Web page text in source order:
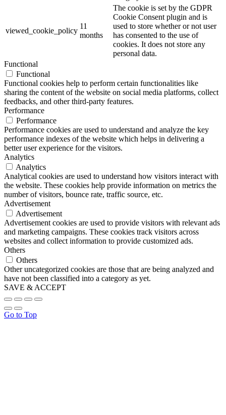
viewed_cookie_policy
11
months
The cookie is set by the GDPR
Cookie Consent plugin and is
used to store whether or not user
has consented to the use of
cookies. It does not store any
personal data.
Functional
Functional
Functional cookies help to perform certain functionalities like
sharing the content of the website on social media platforms, collect
feedbacks, and other third-party features.
Performance
Performance
Performance cookies are used to understand and analyze the key
performance indexes of the website which helps in delivering a
better user experience for the visitors.
Analytics
Analytics
Analytical cookies are used to understand how visitors interact with
the website. These cookies help provide information on metrics the
number of visitors, bounce rate, traffic source, etc.
Advertisement
Advertisement
Advertisement cookies are used to provide visitors with relevant ads
and marketing campaigns. These cookies track visitors across
websites and collect information to provide customized ads.
Others
Others
Other uncategorized cookies are those that are being analyzed and
have not been classified into a category as yet.
SAVE & ACCEPT
Go to Top